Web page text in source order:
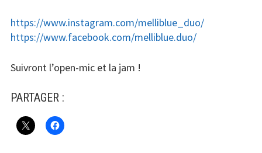
https://www.instagram.com/melliblue_duo/
https://www.facebook.com/melliblue.duo/
Suivront l’open-mic et la jam !
PARTAGER :